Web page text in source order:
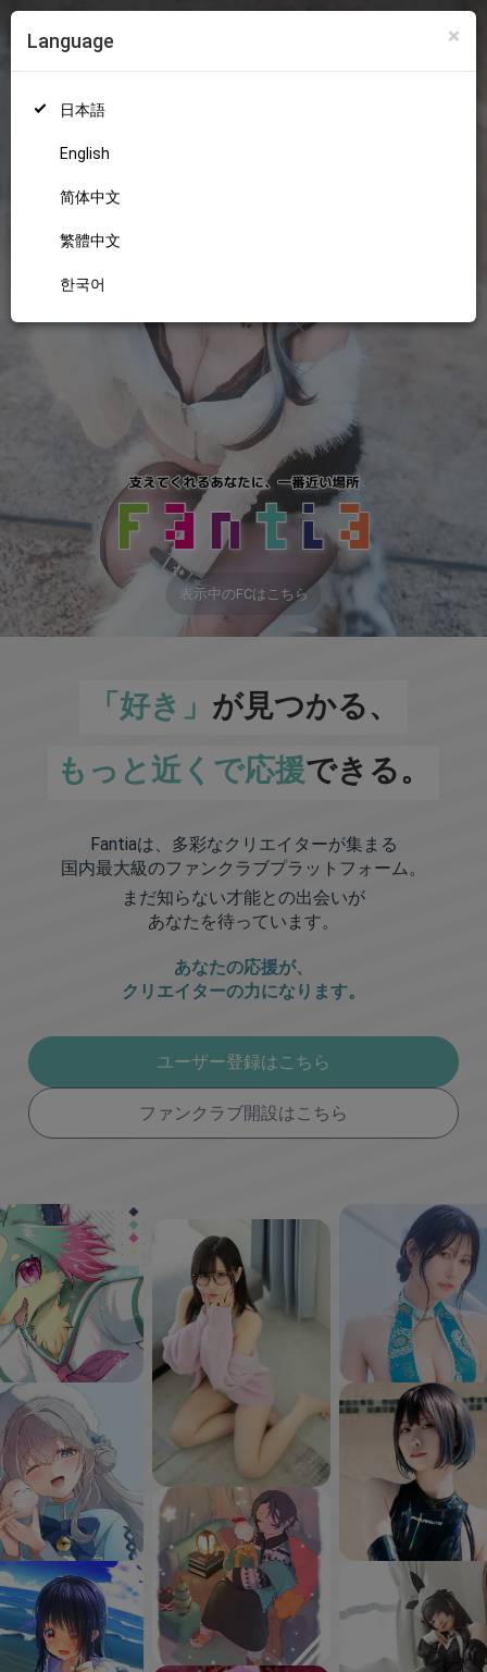
×
Language
日本語
English
简体中文
繁體中文
한국어
18+
表示中のFCはこちら
「好き」 が見つかる、
もっと近くで応援できる。
Fantiaは、多彩なクリエイターが集まる
国内最大級のファンクラブプラットフォーム。
まだ知らない才能との出会いが
あなたを待っています。
あなたの応援が、
クリエイターの力になります。
ユーザー登録はこちら
ファンクラブ開設はこちら